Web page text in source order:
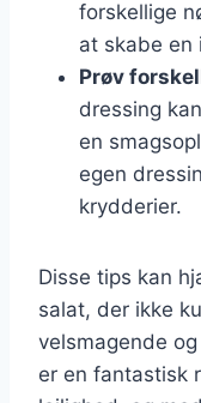
forskellige
at skabe en
Prøv
dressing
en
egen
krydderier.
Disse tips kan
salat, der ikke
velsmagende
er en fantastisk